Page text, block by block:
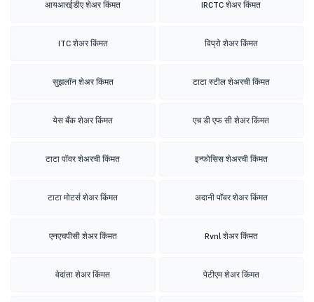
आयआरईडीए शेअर किंमत IRCTC शेअर किंमत
ITC शेअर किंमत विप्रो शेअर किंमत
सुझलॉन शेअर किंमत टाटा स्टील शेअरची किंमत
येस बँक शेअर किंमत एच डी एफ सी शेअर किंमत
टाटा पॉवर शेअरची किंमत इन्फोसिस शेअरची किंमत
टाटा मोटर्स शेअर किंमत अदानी पॉवर शेअर किंमत
एनएचपीसी शेअर किंमत Rvnl शेअर किंमत
वेदांता शेअर किंमत पेटीएम शेअर किंमत